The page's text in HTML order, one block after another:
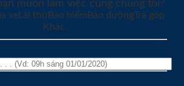
muốn làm việc cùng chúng tôi?
xe Lái thửBảo hiểm Bảo dưỡngTrả góp
Khác